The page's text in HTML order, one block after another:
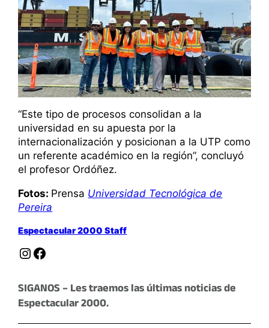
“Este tipo de procesos consolidan a la
universidad en su apuesta por la
internacionalización y posicionan a la UTP como
un referente académico en la región”, concluyó
el profesor Ordóñez.
Fotos: Prensa Universidad Tecnológica de
Pereira
Espectacular 2000 Staff
Instagram Facebook
SIGANOS – Les traemos las últimas noticias de
Espectacular 2000.